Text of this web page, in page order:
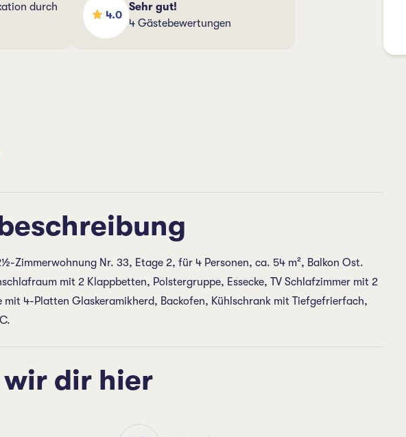
durch
4.0
Sehr gut!
4 Gästebewertungen
Zimmerwohnung Nr. 33, Etage 2, für 4 Personen, ca. 54 m², Balkon Ost.
mit 2 Klappbetten, Polstergruppe, Essecke, TV Schlafzimmer mit 2
mit 4-Platten Glaskeramikherd, Backofen, Kühlschrank mit Tiefgefrierfach,
dir hier